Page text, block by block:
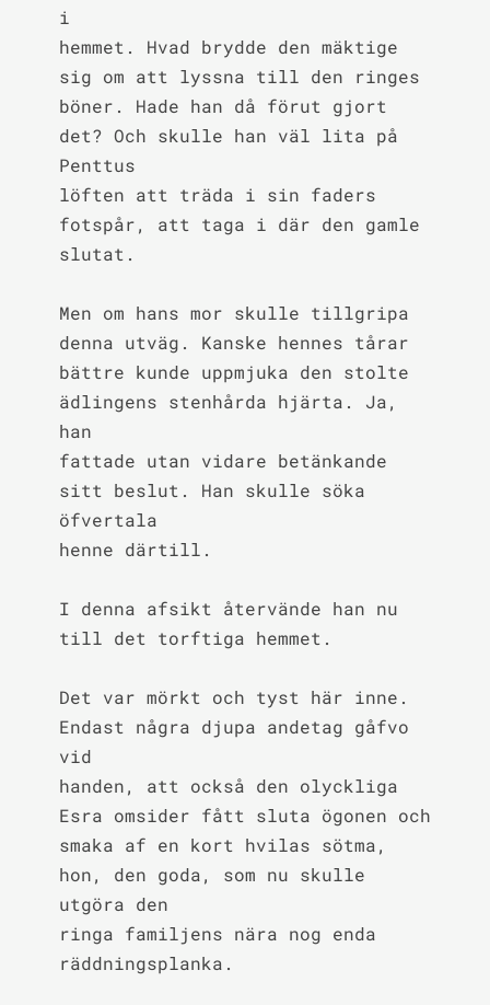
i
hemmet. Hvad brydde den mäktige
sig om att lyssna till den ringes
böner. Hade han då förut gjort
det? Och skulle han väl lita på
Penttus
löften att träda i sin faders
fotspår, att taga i där den gamle
slutat.
Men om hans mor skulle tillgripa
denna utväg. Kanske hennes tårar
bättre kunde uppmjuka den stolte
ädlingens stenhårda hjärta. Ja,
han
fattade utan vidare betänkande
sitt beslut. Han skulle söka
öfvertala
henne därtill.
I denna afsikt återvände han nu
till det torftiga hemmet.
Det var mörkt och tyst här inne.
Endast några djupa andetag gåfvo
vid
handen, att också den olyckliga
Esra omsider fått sluta ögonen och
smaka af en kort hvilas sötma,
hon, den goda, som nu skulle
utgöra den
ringa familjens nära nog enda
räddningsplanka.